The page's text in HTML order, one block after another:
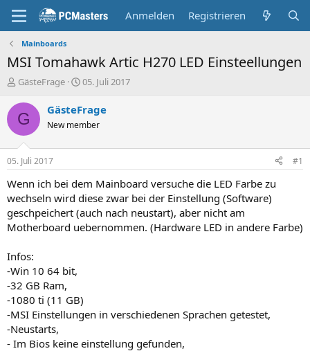
Anmelden Registrieren
Mainboards
MSI Tomahawk Artic H270 LED Einsteellungen
E
s
t
e
r
GästeFrage
E
s
e
t
a
m
05. Juli 2017
G GästeFrage
New member
05. Juli 2017 #1
Wenn ich bei dem Mainboard versuche die LED Farbe zu
wechseln wird diese zwar bei der Einstellung (Software)
geschpeichert (auch nach neustart), aber nicht am
Motherboard uebernommen. (Hardware LED in andere Farbe)
Infos:
-Win 10 64 bit,
-32 GB Ram,
-1080 ti (11 GB)
-MSI Einstellungen in verschiedenen Sprachen getestet,
-Neustarts,
- Im Bios keine einstellung gefunden,